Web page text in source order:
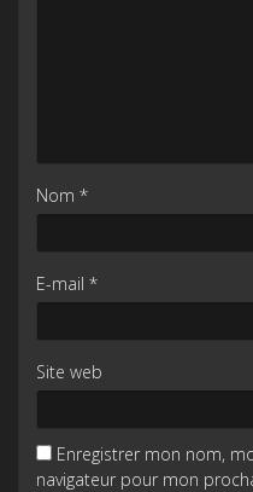
Nom *
E-mail *
Site web
Enregistrer mon nom,
navigateur pour mon